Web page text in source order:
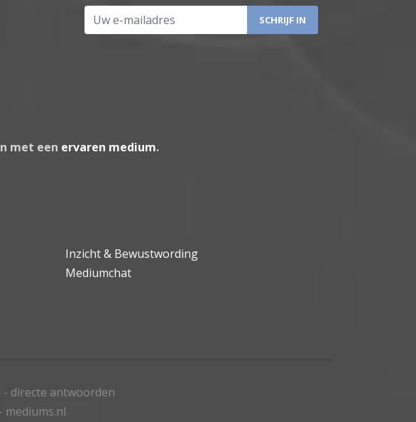
Uw e-mailadres
met een ervaren medium.
Inzicht & Bewustwording
Mediumchat
directe antwoorden